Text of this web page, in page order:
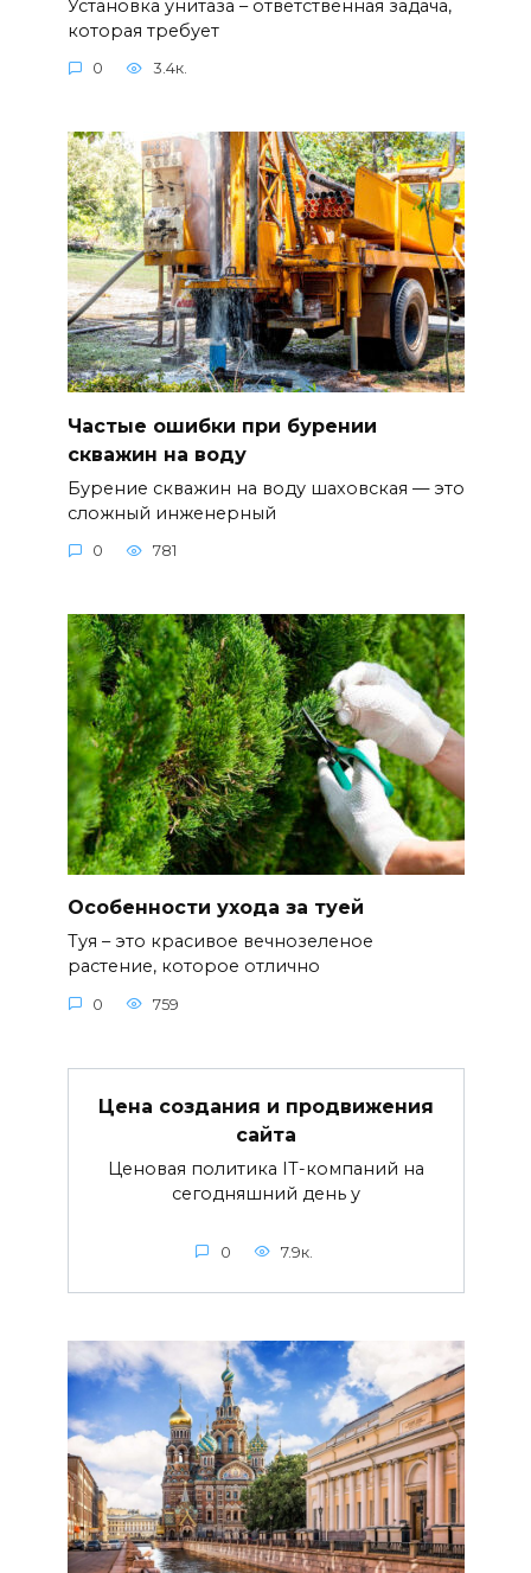
Установка унитаза – ответственная задача,
которая требует
0 3.4к.
Частые ошибки при бурении
скважин на воду
Бурение скважин на воду шаховская — это
сложный инженерный
0 781
Особенности ухода за туей
Туя – это красивое вечнозеленое
растение, которое отлично
0 759
Цена создания и продвижения
сайта
Ценовая политика IT-компаний на
сегодняшний день у
0 7.9к.